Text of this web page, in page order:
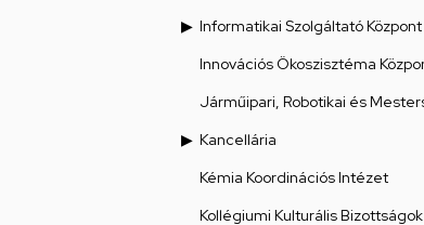
Informatikai Szolgáltató Központ
Innovációs Ökoszisztéma
Járműipari, Robotikai és
Kancellária
Kémia Koordinációs Intézet
Kollégiumi Kulturális Bizottságok